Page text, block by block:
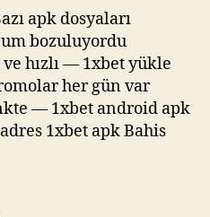
apk dosyaları
bozuluyordu
hızlı — 1xbet yükle
her gün var
— 1xbet android apk
1xbet apk Bahis